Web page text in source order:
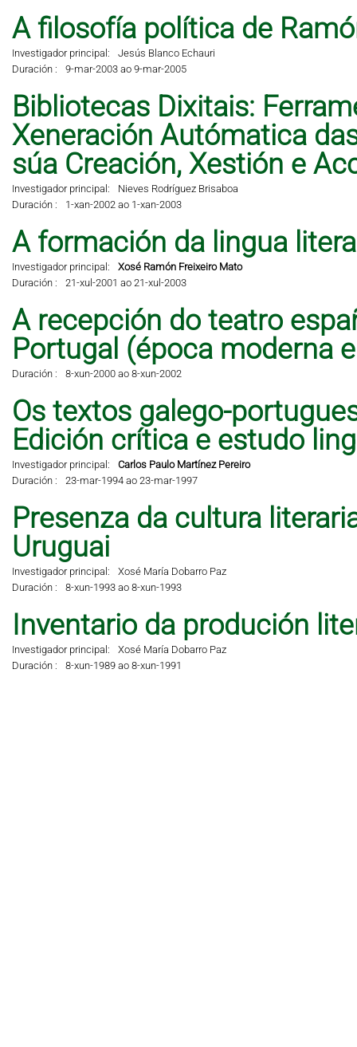
A filosofía política de
Investigador principal:
Jesús Blanco Echauri
Duración :
9-mar-2003 ao 9-mar-2005
Bibliotecas Dixitais:
Xeneración Autómatica
súa Creación, Xestión e
Investigador principal:
Nieves Rodríguez Brisaboa
Duración :
1-xan-2002 ao 1-xan-2003
A formación da lingua
Investigador principal:
Xosé Ramón Freixeiro Mato
Duración :
21-xul-2001 ao 21-xul-2003
A recepción do teatro
Portugal (época moderna
Duración : 8-xun-2000 ao 8-xun-2002
Os textos galego-
Edición crítica e estudo
Investigador principal:
Carlos Paulo Martínez Pereiro
Duración :
23-mar-1994 ao 23-mar-1997
Presenza da cultura
Uruguai
Investigador principal:
Xosé María Dobarro Paz
Duración :
8-xun-1993 ao 8-xun-1993
Inventario da produción
Investigador principal:
Xosé María Dobarro Paz
Duración :
8-xun-1989 ao 8-xun-1991